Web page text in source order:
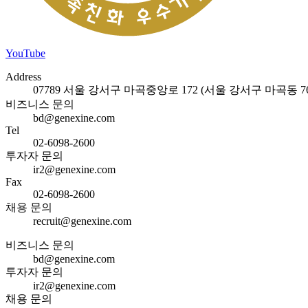
YouTube
Address
07789 서울 강서구 마곡중앙로 172 (서울 강서구 마곡동
비즈니스 문의
bd@genexine.com
Tel
02-6098-2600
투자자 문의
ir2@genexine.com
Fax
02-6098-2600
채용 문의
recruit@genexine.com
비즈니스 문의
bd@genexine.com
투자자 문의
ir2@genexine.com
채용 문의